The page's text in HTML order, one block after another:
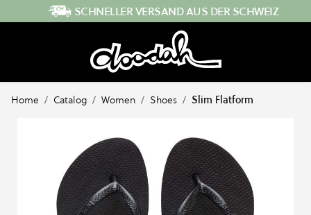
Direkt zum InhaltSCHNELLER VERSAND AUS DER SCHWEIZ
Home / Catalog / Women / Shoes / Slim Flatform